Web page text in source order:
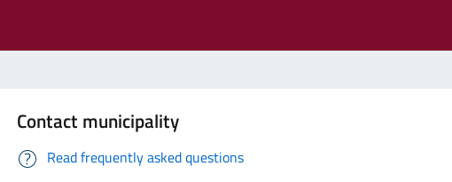
Contact municipality
Read frequently asked questions